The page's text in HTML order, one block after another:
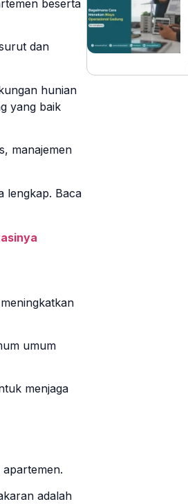
beserta
dan
hunian
yang baik
manajemen
lengkap. Baca
umum
menjaga
adalah